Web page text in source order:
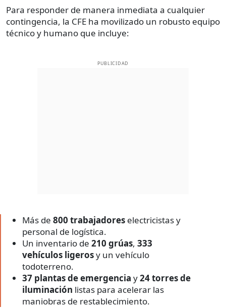
Para responder de manera inmediata a cualquier
contingencia, la CFE ha movilizado un robusto equipo
técnico y humano que incluye:
PUBLICIDAD
Más de 800 trabajadores electricistas y
personal de logística.
Un inventario de 210 grúas, 333
vehículos ligerosy un vehículo
todoterreno.
37 plantas de emergencia y24 torres de
iluminación listas para acelerar las
maniobras de restablecimiento.